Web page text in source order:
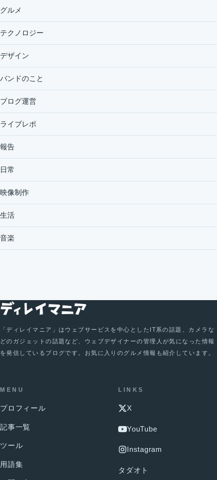
グルメ
テクノロジー
デザイン
バンドのこと
ブログ運営
ライブレポ
報告
日常
映像制作
生活
音楽
「ディレイマニア」はウェブサービスを中心としたIT系の話題、カメラな
どのガジェットの話題など、ウェブデザイナーの管理人が気になった情報
を発信しているブログです。お気に入りのグルメ情報も紹介しています。
MENU
プロフィール
記事一覧
ツール
用語集
LINKS
X
YouTube
Instagram
タダオト